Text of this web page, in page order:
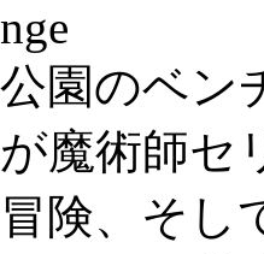
nge
公園のベン
が魔術師セ
冒険、そし